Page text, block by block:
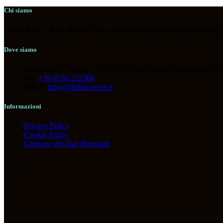
Chi siamo
Dove siamo
+39 0536 253366
info@bhsbikestore.it
Informazioni
Privacy Policy
Cookie Policy
Gestione dei Dati Personali